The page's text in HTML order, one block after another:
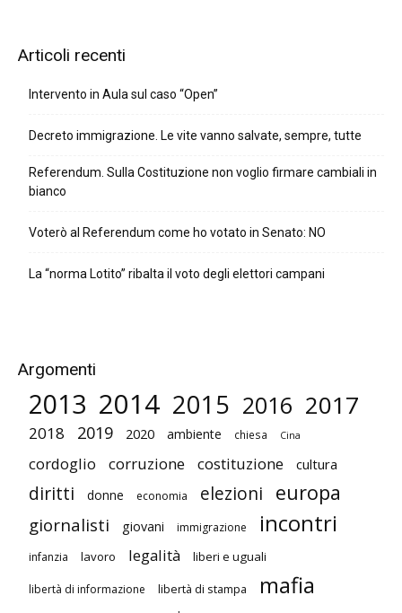
Articoli recenti
Intervento in Aula sul caso “Open”
Decreto immigrazione. Le vite vanno salvate, sempre, tutte
Referendum. Sulla Costituzione non voglio firmare cambiali in
bianco
Voterò al Referendum come ho votato in Senato: NO
La “norma Lotito” ribalta il voto degli elettori campani
Argomenti
2013 2014 2015 2016 2017
2018 2019 2020 ambiente chiesa Cina
cordoglio corruzione costituzione cultura
diritti donne economia elezioni europa
giornalisti giovani immigrazione incontri
infanzia lavoro legalità liberi e uguali
libertà di informazione libertà di stampa mafia